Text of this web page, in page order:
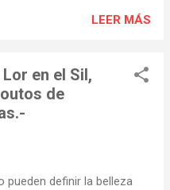
LEER MÁS
en el Sil,
de
pueden definir la belleza